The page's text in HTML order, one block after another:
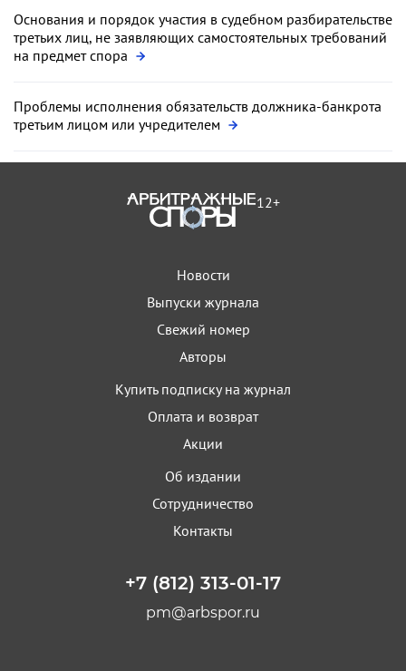
Основания и порядок участия в судебном разбирательстве
третьих лиц, не заявляющих самостоятельных требований
на предмет спора
Проблемы исполнения обязательств должника-банкрота
третьим лицом или учредителем
12+
Новости
Выпуски журнала
Свежий номер
Авторы
Купить подписку на журнал
Оплата и возврат
Акции
Об издании
Сотрудничество
Контакты
+7 (812) 313-01-17
pm@arbspor.ru